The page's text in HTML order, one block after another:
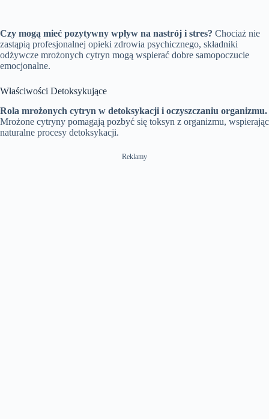
Czy mogą mieć pozytywny wpływ na nastrój i stres? Chociaż nie
zastąpią profesjonalnej opieki zdrowia psychicznego, składniki
odżywcze mrożonych cytryn mogą wspierać dobre samopoczucie
emocjonalne.
Właściwości Detoksykujące
Rola mrożonych cytryn w detoksykacji i oczyszczaniu organizmu.
Mrożone cytryny pomagają pozbyć się toksyn z organizmu, wspierając
naturalne procesy detoksykacji.
Reklamy